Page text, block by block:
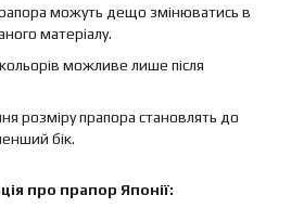
можуть дещо змінюватись в
матеріалу.
можливе лише після
розміру прапора становлять до
бік.
про прапор Японії: